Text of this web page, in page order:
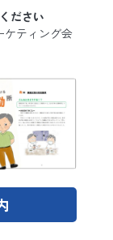
ださい
ケティング会